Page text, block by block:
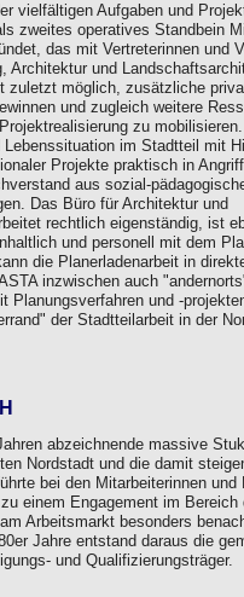
vielfältigen Aufgaben und
zweites operatives Standbein
das mit Vertreterinnen und
Architektur und
zuletzt möglich, zusätzliche
und zugleich weitere
zu
Lebenssituation im Stadtteil mit
Projekte praktisch in
aus sozial-
Das Büro für Architektur und
rechtlich eigenständig, ist
und personell mit dem
die Planerladenarbeit in
inzwischen auch
Planungsverfahren und -
der Stadtteilarbeit in der
abzeichnende massive
Nordstadt und die damit
bei den Mitarbeiterinnen und
einem Engagement im Bereich
Arbeitsmarkt besonders
Jahre entstand daraus die
und Qualifizierungsträger.